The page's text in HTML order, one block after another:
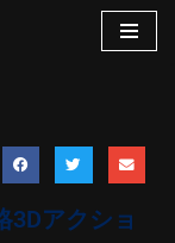
3Dアクショ